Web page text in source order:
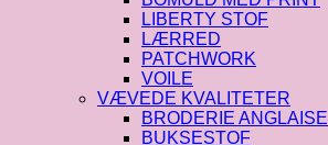
LIBERTY STOF
LÆRRED
PATCHWORK
VOILE
VÆVEDE KVALITETER
BRODERIE ANGLAISE
BUKSESTOF